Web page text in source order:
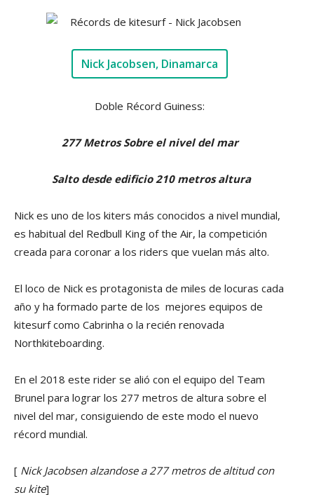
Nick Jacobsen, Dinamarca
Doble Récord Guiness:
277 Metros Sobre el nivel del mar
Salto desde edificio 210 metros altura
Nick es uno de los kiters más conocidos a nivel mundial,
es habitual del Redbull King of the Air, la competición
creada para coronar a los riders que vuelan más alto.
El loco de Nick es protagonista de miles de locuras cada
año y ha formado parte de los mejores equipos de
kitesurf como Cabrinha o la recién renovada
Northkiteboarding.
En el 2018 este rider se alió con el equipo del Team
Brunel para lograr los 277 metros de altura sobre el
nivel del mar, consiguiendo de este modo el nuevo
récord mundial.
[ Nick Jacobsen alzandose a 277 metros de altitud con
su kite]